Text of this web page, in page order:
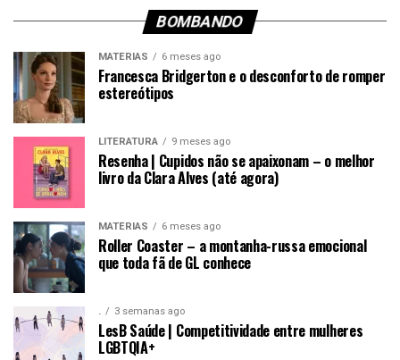
BOMBANDO
MATÉRIAS 6 meses ago
Francesca Bridgerton e o desconforto de romper
estereótipos
LITERATURA 9 meses ago
Resenha | Cupidos não se apaixonam – o melhor
livro da Clara Alves (até agora)
MATÉRIAS 6 meses ago
Roller Coaster – a montanha-russa emocional
que toda fã de GL conhece
. 3 semanas ago
LesB Saúde | Competitividade entre mulheres
LGBTQIA+